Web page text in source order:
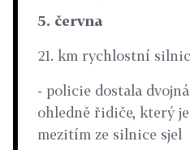
5. června
21. km rychlostní
- policie dostala
ohledně řidiče, který
mezitím ze silnice sjel